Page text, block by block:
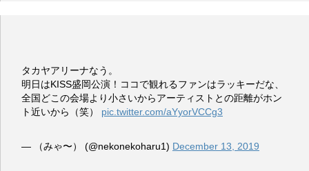
タカヤアリーナなう。
明日はKISS盛岡公演！ココで観れるファンはラッキーだな、
全国どこの会場より小さいからアーティストとの距離がホン
ト近いから（笑） pic.twitter.com/aYyorVCCg3
— （みゃ〜） (@nekonekoharu1) December 13, 2019